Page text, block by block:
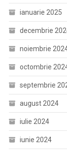
ianuarie 2025
decembrie
noiembrie
octombrie
septembrie
august 2024
iulie 2024
iunie 2024